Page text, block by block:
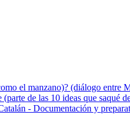
el manzano)? (diálogo entre
de las 10 ideas que saqué
- Documentación y